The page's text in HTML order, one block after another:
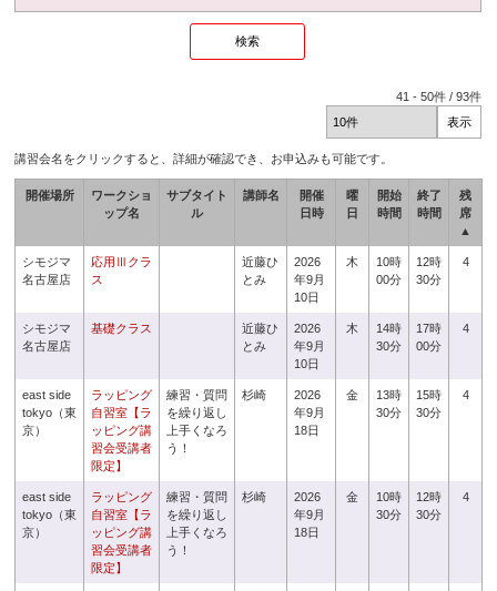
41 -50件 /93件
講習会名をクリックすると、詳細が確認でき、お申込みも可能です。
開催場所
ワークショ
ップ名
サブタイト
ル
講師名
開催
日時
曜
日
開始
時間
終了
時間
残
席
▲
シモジマ
名古屋店
応用Ⅲクラ
ス
近藤ひ
とみ
2026
年9月
10日
木
10時
00分
12時
30分
4
シモジマ
名古屋店
基礎クラス
近藤ひ
とみ
2026
年9月
10日
木
14時
30分
17時
00分
4
east side
tokyo（東
京）
ラッピング
自習室【ラ
ッピング講
習会受講者
限定】
練習・質問
を繰り返し
上手くなろ
う！
杉崎
2026
年9月
18日
金
13時
30分
15時
30分
4
east side
tokyo（東
京）
ラッピング
自習室【ラ
ッピング講
習会受講者
限定】
練習・質問
を繰り返し
上手くなろ
う！
杉崎
2026
年9月
18日
金
10時
30分
12時
30分
4